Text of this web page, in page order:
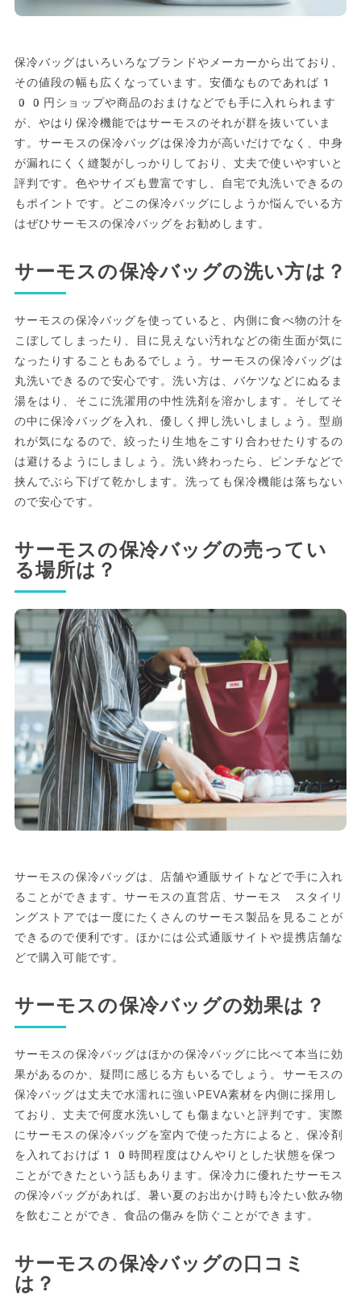
保冷バッグはいろいろなブランドやメーカーから出ており、
その値段の幅も広くなっています。安価なものであれば1
00円ショップや商品のおまけなどでも手に入れられます
が、やはり保冷機能ではサーモスのそれが群を抜いていま
す。サーモスの保冷バッグは保冷力が高いだけでなく、中身
が漏れにくく縫製がしっかりしており、丈夫で使いやすいと
評判です。色やサイズも豊富ですし、自宅で丸洗いできるの
もポイントです。どこの保冷バッグにしようか悩んでいる方
はぜひサーモスの保冷バッグをお勧めします。
サーモスの保冷バッグの洗い方は？
サーモスの保冷バッグを使っていると、内側に食べ物の汁を
こぼしてしまったり、目に見えない汚れなどの衛生面が気に
なったりすることもあるでしょう。サーモスの保冷バッグは
丸洗いできるので安心です。洗い方は、バケツなどにぬるま
湯をはり、そこに洗濯用の中性洗剤を溶かします。そしてそ
の中に保冷バッグを入れ、優しく押し洗いしましょう。型崩
れが気になるので、絞ったり生地をこすり合わせたりするの
は避けるようにしましょう。洗い終わったら、ピンチなどで
挟んでぶら下げて乾かします。洗っても保冷機能は落ちない
ので安心です。
サーモスの保冷バッグの売ってい
る場所は？
サーモスの保冷バッグは、店舗や通販サイトなどで手に入れ
ることができます。サーモスの直営店、サーモス スタイリ
ングストアでは一度にたくさんのサーモス製品を見ることが
できるので便利です。ほかには公式通販サイトや提携店舗な
どで購入可能です。
サーモスの保冷バッグの効果は？
サーモスの保冷バッグはほかの保冷バッグに比べて本当に効
果があるのか、疑問に感じる方もいるでしょう。サーモスの
保冷バッグは丈夫で水濡れに強いPEVA素材を内側に採用し
ており、丈夫で何度水洗いしても傷まないと評判です。実際
にサーモスの保冷バッグを室内で使った方によると、保冷剤
を入れておけば10時間程度はひんやりとした状態を保つ
ことができたという話もあります。保冷力に優れたサーモス
の保冷バッグがあれば、暑い夏のお出かけ時も冷たい飲み物
を飲むことができ、食品の傷みを防ぐことができます。
サーモスの保冷バッグの口コミ
は？